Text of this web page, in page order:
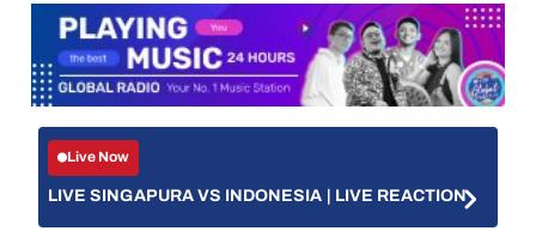
Live Now
LIVE SINGAPURA VS INDONESIA | LIVE REACTION